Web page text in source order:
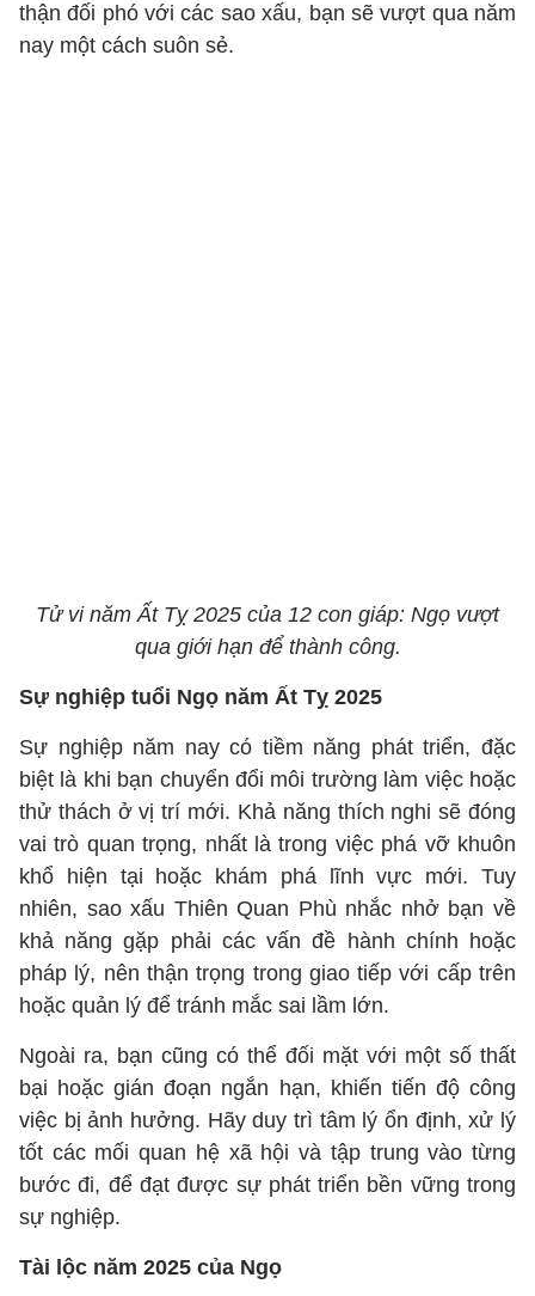
thận đối phó với các sao xấu, bạn sẽ vượt qua năm
nay một cách suôn sẻ.
Tử vi năm Ất Tỵ 2025 của 12 con giáp: Ngọ vượt
qua giới hạn để thành công.
Sự nghiệp tuổi Ngọ năm Ất Tỵ 2025
Sự nghiệp năm nay có tiềm năng phát triển, đặc
biệt là khi bạn chuyển đổi môi trường làm việc hoặc
thử thách ở vị trí mới. Khả năng thích nghi sẽ đóng
vai trò quan trọng, nhất là trong việc phá vỡ khuôn
khổ hiện tại hoặc khám phá lĩnh vực mới. Tuy
nhiên, sao xấu Thiên Quan Phù nhắc nhở bạn về
khả năng gặp phải các vấn đề hành chính hoặc
pháp lý, nên thận trọng trong giao tiếp với cấp trên
hoặc quản lý để tránh mắc sai lầm lớn.
Ngoài ra, bạn cũng có thể đối mặt với một số thất
bại hoặc gián đoạn ngắn hạn, khiến tiến độ công
việc bị ảnh hưởng. Hãy duy trì tâm lý ổn định, xử lý
tốt các mối quan hệ xã hội và tập trung vào từng
bước đi, để đạt được sự phát triển bền vững trong
sự nghiệp.
Tài lộc năm 2025 của Ngọ